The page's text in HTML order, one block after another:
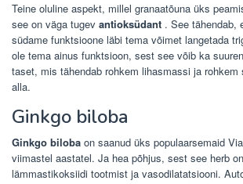
Teine oluline aspekt, millel granaatõuna üks
see on väga tugev antioksüdant . See tähendab,
südame funktsioone läbi tema võimet langetada
ole tema ainus funktsioon, sest see võib ka
taset, mis tähendab rohkem lihasmassi ja rohkem
alla.
Ginkgo biloba
Ginkgo biloba on saanud üks populaarsemaid
viimastel aastatel. Ja hea põhjus, sest see herb
lämmastikoksiidi tootmist ja vasodilatatsiooni.